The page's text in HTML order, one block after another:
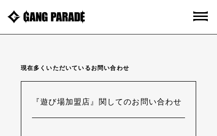
現在多くいただいているお問い合わせ
『遊び場加盟店』関してのお問い合わせ